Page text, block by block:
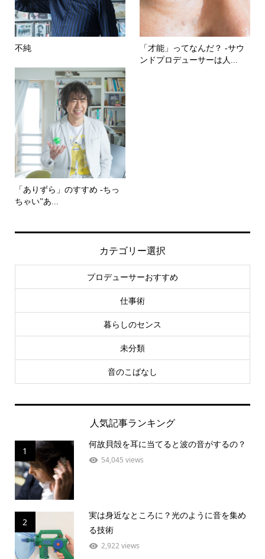
不純
「才能」ってなんだ？ -サウ
ンドプロデューサーは人...
「ありずら」のすすめ -ちっ
ちゃい”あ...
カテゴリー選択
プロデューサーおすすめ
仕事術
暮らしのセンス
未分類
音のこばなし
人気記事ランキング
1
何故貝殻を耳に当てると波の音がするの？
54,045 views
2
実は身近なところに？光のように音を集め
る技術
2,922 views